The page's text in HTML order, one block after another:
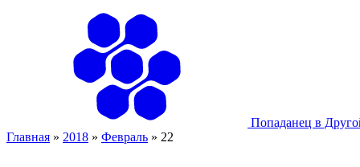
Попаданец в
Главная » 2018 » Февраль » 22